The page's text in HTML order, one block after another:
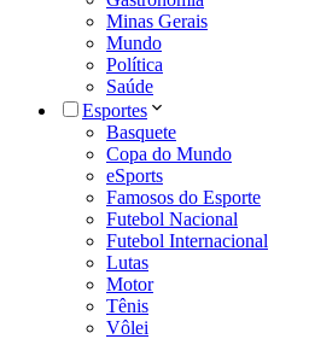
Minas Gerais
Mundo
Política
Saúde
Esportes
Basquete
Copa do Mundo
eSports
Famosos do Esporte
Futebol Nacional
Futebol Internacional
Lutas
Motor
Tênis
Vôlei